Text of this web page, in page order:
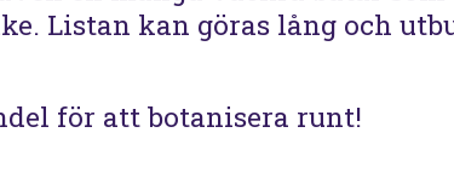
Listan kan göras lång och
för att botanisera runt!